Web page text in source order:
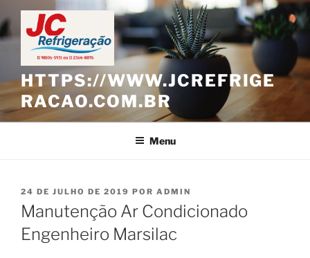
Pular
para
o
conteúdo
HTTPS://WWW.JCREFRIGE
RACAO.COM.BR
Menu
PUBLICADO
EM
24 DE JULHO DE 2019 POR ADMIN
Manutenção Ar Condicionado
Engenheiro Marsilac